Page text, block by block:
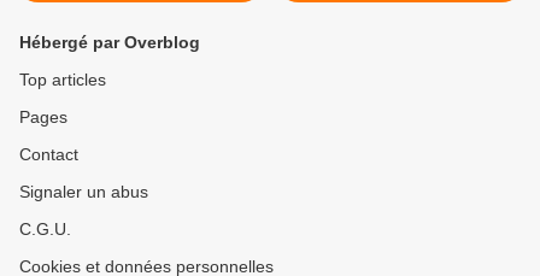
Hébergé par Overblog
Top articles
Pages
Contact
Signaler un abus
C.G.U.
Cookies et données personnelles